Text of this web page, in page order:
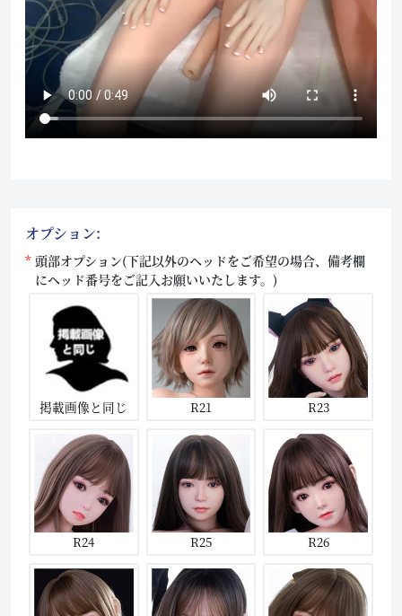
オプション:
頭部オプション(下記以外のヘッドをご希望の場合、備考欄
にヘッド番号をご記入お願いいたします。)
掲載画像と同じ R21 R23
R24 R25 R26